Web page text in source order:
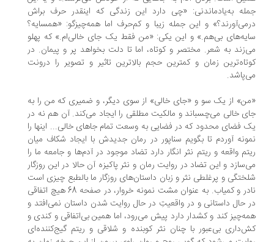
به‌یادماندنی: «چی دارد این زندگی که اینقدر حرف براش
و این جمله زیبا و کم‌حرف اما همه‌چیزگو: «همسایه؟
بی‌هم.» و این یکی: «من فقط یک جای خالی‌ام.» که پهلو
به شعر. مختصر و کوتاه، اما تا دلت بخواهد پر و پیمان. در
زمان و کمترین حجم بالاترین تاثیر و تصویر را درونت
از یک سو و «جای خالی» از سوی دیگر، و ضمیری که من را به
خالی می‌چسباند و مالکیت مطلقی را ایجاد می‌کند. آن هم نه در
فضای محدود که در فضایی به وسعت تمام جاهای خالی... اینها را
آوردم تا بگویم سناپور در رمان جدیدش با ایجاد شکاف میان
واقعه و ریتم نثر انگار دارد تضاد موجود در آدم‌ها و جامعه ما را
و این تضاد در روایت رمان و نثر پاکیزه آن حالا در این روزگار
و پرغلطی نثر و زبان داستان‌های روزگار ما بالطبع چیزی است
نادر و کمیاب. به عنوان مشت نمونه خروار، در صفحه 68 هیچ اتفاقی
حال داستانی و در واقعیتِ در حال روایت‌ شدن داستان نمی‌افتد و
کند و کشدار دارد پیش می‌رود، اما همین بی‌اتفاقی و کندی و
بی‌عبور با چنان نثر کوبنده و شلاقی و ریتم گیج‌کننده‌ای